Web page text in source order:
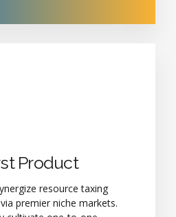
Product
resource taxing
premier niche markets.